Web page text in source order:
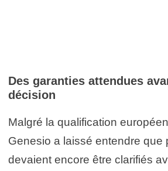
Des garanties attendues
décision
Malgré la qualification
Genesio a laissé entendre que
devaient encore être clarifiés